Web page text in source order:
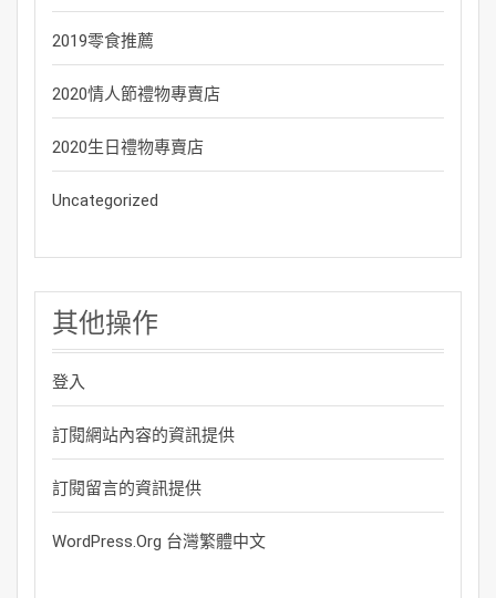
2019零食推薦
2020情人節禮物專賣店
2020生日禮物專賣店
Uncategorized
其他操作
登入
訂閱網站內容的資訊提供
訂閱留言的資訊提供
WordPress.org 台灣繁體中文